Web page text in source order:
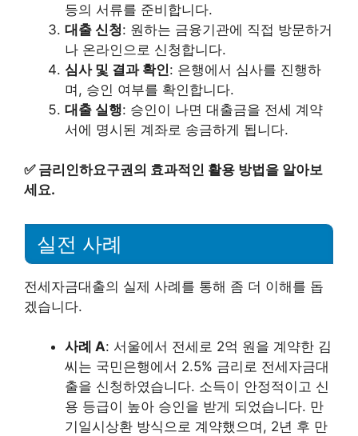
등의 서류를 준비합니다.
대출 신청: 원하는 금융기관에 직접 방문하거
나 온라인으로 신청합니다.
심사 및 결과 확인: 은행에서 심사를 진행하
며, 승인 여부를 확인합니다.
대출 실행: 승인이 나면 대출금을 전세 계약
서에 명시된 계좌로 송금하게 됩니다.
✅ 금리인하요구권의 효과적인 활용 방법을 알아보
세요.
실전 사례
전세자금대출의 실제 사례를 통해 좀 더 이해를 돕
겠습니다.
사례 A: 서울에서 전세로 2억 원을 계약한 김
씨는 국민은행에서 2.5% 금리로 전세자금대
출을 신청하였습니다. 소득이 안정적이고 신
용 등급이 높아 승인을 받게 되었습니다. 만
기일시상환 방식으로 계약했으며, 2년 후 만